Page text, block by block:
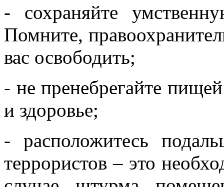
- сохраняйте
Помните,
вас освободить;
- не пренебрегайте
и здоровье;
- расположитесь
террористов – это